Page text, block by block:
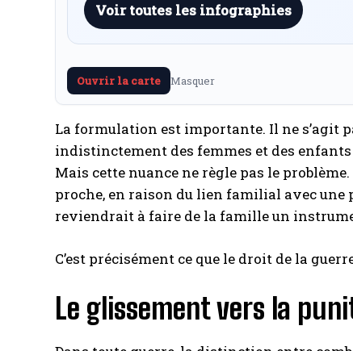
Voir toutes les infographies
Ouvrir la carte Masquer
La formulation est importante. Il ne s’agit
indistinctement des femmes et des
Mais cette nuance ne règle pas le
proche, en raison du lien familial avec une
reviendrait à faire de la famille un
C’est précisément ce que le droit de la
Le glissement vers la